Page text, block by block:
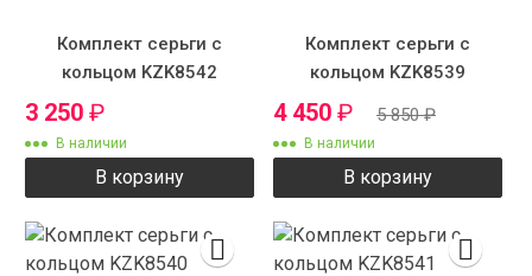
Комплект серьги с
кольцом KZK8542
3 250 ₽
В наличии
В корзину
Комплект серьги с
кольцом KZK8539
4 450 ₽ 5 850₽
В наличии
В корзину